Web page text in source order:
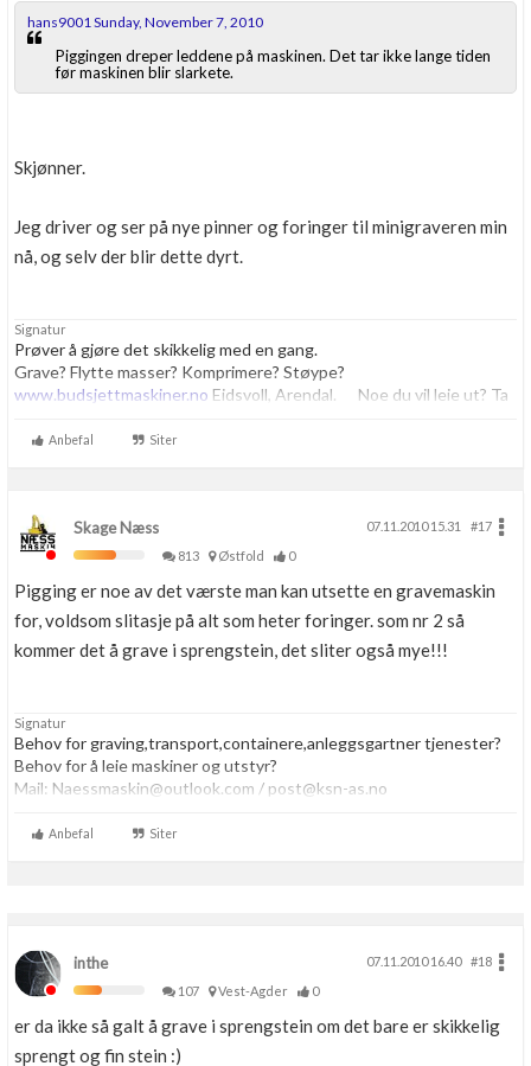
hans9001 Sunday, November 7, 2010
Piggingen dreper leddene på maskinen. Det tar ikke lange tiden
før maskinen blir slarkete.
Skjønner.
Jeg driver og ser på nye pinner og foringer til minigraveren min
nå, og selv der blir dette dyrt.
Signatur
Prøver å gjøre det skikkelig med en gang.
Grave? Flytte masser? Komprimere? Støype?
www.budsjettmaskiner.no Eidsvoll, Arendal. Noe du vil leie ut? Ta
Anbefal Siter
Skage Næss 07.11.2010 15.31
#17
813
Østfold 0
Pigging er noe av det værste man kan utsette en gravemaskin
for, voldsom slitasje på alt som heter foringer. som nr 2 så
kommer det å grave i sprengstein, det sliter også mye!!!
Signatur
Behov for graving,transport,containere,anleggsgartner tjenester?
Behov for å leie maskiner og utstyr?
Mail: Naessmaskin@outlook.com / post@ksn-as.no
Tlf:48018107 | PM
Anbefal Siter
inthe 07.11.2010 16.40
#18
107
Vest-Agder 0
er da ikke så galt å grave i sprengstein om det bare er skikkelig
sprengt og fin stein :)